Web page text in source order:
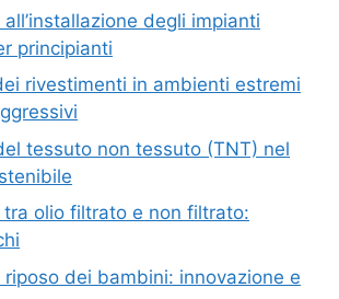
degli impianti
principianti
rivestimenti in ambienti estremi
tessuto non tessuto (TNT) nel
olio filtrato e non filtrato:
dei bambini: innovazione e